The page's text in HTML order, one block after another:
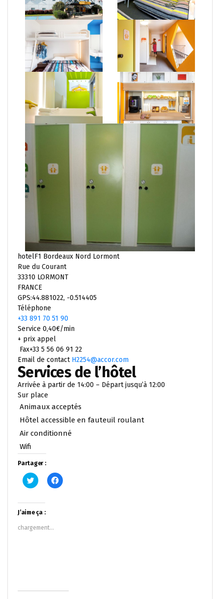
hotelF1 Bordeaux Nord Lormont
Rue du Courant
33310 LORMONT
FRANCE
GPS:44.881022, -0.514405
Téléphone
+33 891 70 51 90
Service 0,40€/min
+ prix appel
Fax+33 5 56 06 91 22
Email de contact H2254@accor.com
Services de l’hôtel
Arrivée à partir de 14:00 – Départ jusqu’à 12:00
Sur place
Animaux acceptés
Hôtel accessible en fauteuil roulant
Air conditionné
Wifi
Partager :
Cliquez
pour
Twitter(ouvre
dans
une
nouvelle
fenêtre)
Cliquez
pour
J’aime ça :
chargement…